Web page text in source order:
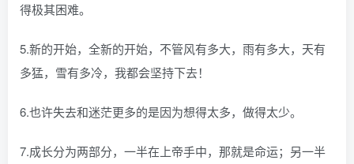
得极其困难。
5.新的开始，全新的开始，不管风有多大，雨有多大，天有
多猛，雪有多冷，我都会坚持下去！
6.也许失去和迷茫更多的是因为想得太多，做得太少。
7.成长分为两部分，一半在上帝手中，那就是命运；另一半